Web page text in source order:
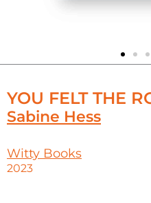
YOU FELT THE
Sabine Hess
Witty Books
2023